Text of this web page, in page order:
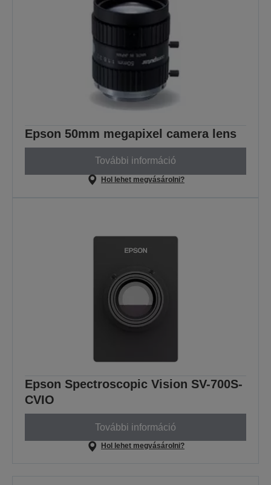
Epson 50mm megapixel camera lens
További információ
Hol lehet megvásárolni?
Epson Spectroscopic Vision SV-700S-
CVIO
További információ
Hol lehet megvásárolni?